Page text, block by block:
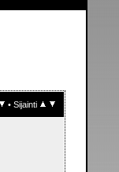
• Sijainti